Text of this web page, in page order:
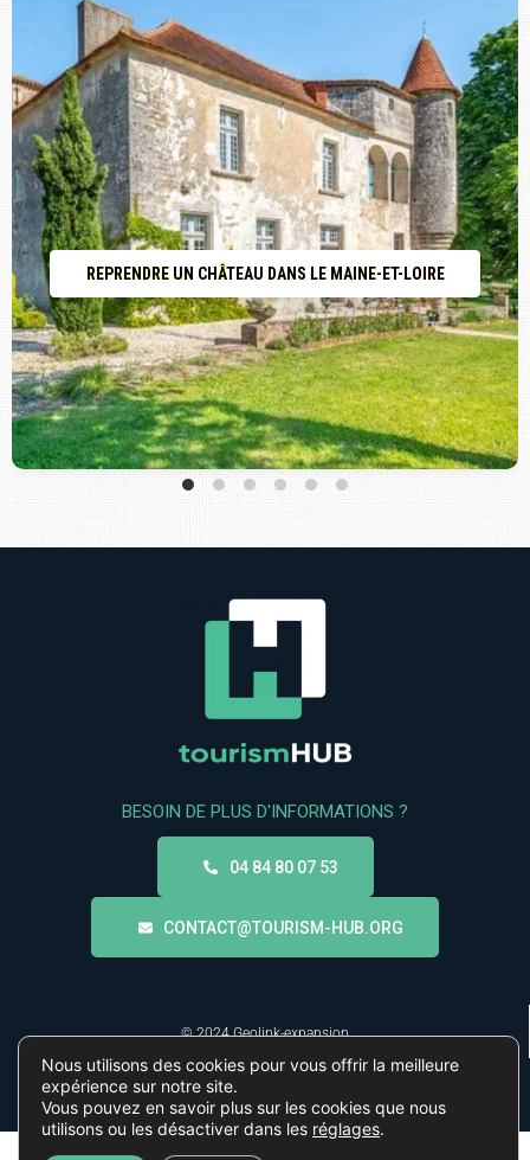
REPRENDRE UN CHÂTEAU DANS LE MAINE-ET-LOIRE
BESOIN DE PLUS D'INFORMATIONS ?
04 84 80 07 53
CONTACT@TOURISM-HUB.ORG
© 2024 Geolink-expansion
Linkedin
Nous utilisons des cookies pour vous offrir la meilleure
expérience sur notre site.
Vous pouvez en savoir plus sur les cookies que nous
utilisons ou les désactiver dans les réglages.